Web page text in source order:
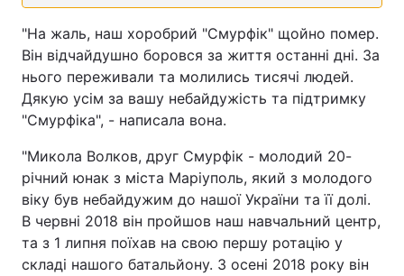
"На жаль, наш хоробрий "Смурфік" щойно помер.
Він відчайдушно боровся за життя останні дні. За
нього переживали та молились тисячі людей.
Дякую усім за вашу небайдужість та підтримку
"Смурфіка", - написала вона.
"Микола Волков, друг Смурфік - молодий 20-
річний юнак з міста Маріуполь, який з молодого
віку був небайдужим до нашої України та її долі.
В червні 2018 він пройшов наш навчальний центр,
та з 1 липня поїхав на свою першу ротацію у
складі нашого батальйону. З осені 2018 року він